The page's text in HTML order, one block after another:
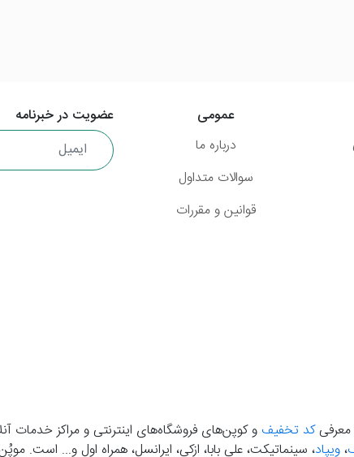
عضویت در خبرنامه
عمومی
درباره ما
سوالات متداول
قوانین و مقررات
معرفیکد تخفیفو کوپن‌های فروشگاه‌های اینترنتی و مراکز خدمات
، ویپاد، سینماتیکت، علی بابا، ازکی، ایرانسل، همراه اول و... است.